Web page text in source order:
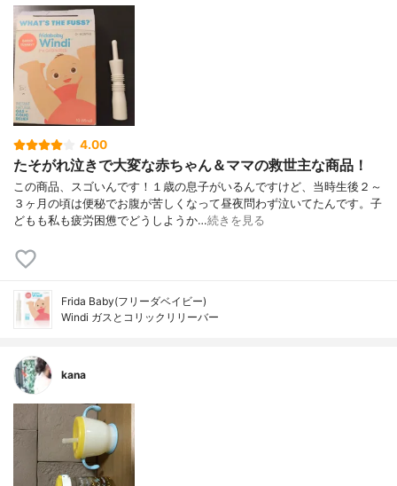
4.00
たそがれ泣きで大変な赤ちゃん＆ママの救世主な商品！
この商品、スゴいんです！１歳の息子がいるんですけど、当時生後２～
３ヶ月の頃は便秘でお腹が苦しくなって昼夜問わず泣いてたんです。子
どもも私も疲労困憊でどうしようか…続きを見る
Frida Baby(フリーダベイビー)
Windi ガスとコリックリリーバー
kana